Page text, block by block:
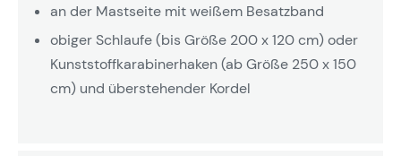
an der Mastseite mit weißem Besatzband
obiger Schlaufe (bis Größe 200 x 120 cm) oder
Kunststoffkarabinerhaken (ab Größe 250 x 150
cm) und überstehender Kordel